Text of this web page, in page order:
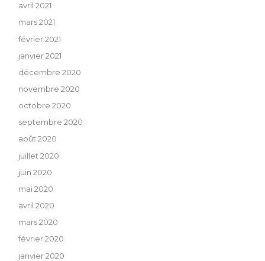
avril 2021
mars 2021
février 2021
janvier 2021
décembre 2020
novembre 2020
octobre 2020
septembre 2020
août 2020
juillet 2020
juin 2020
mai 2020
avril 2020
mars 2020
février 2020
janvier 2020